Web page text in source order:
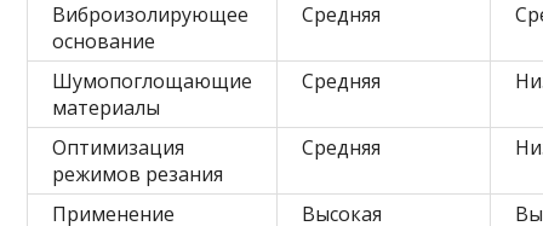
Виброизолирующее
основание
Средняя
Шумопоглощающие
материалы
Средняя
Оптимизация
режимов резания
Средняя
Применение
Высокая